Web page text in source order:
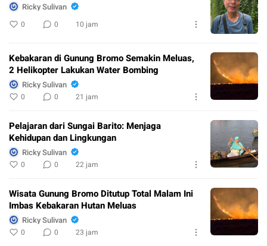
Ricky Sulivan
0 0 10 jam
Kebakaran di Gunung Bromo Semakin Meluas,
2 Helikopter Lakukan Water Bombing
Ricky Sulivan
0 0 21 jam
Pelajaran dari Sungai Barito: Menjaga
Kehidupan dan Lingkungan
Ricky Sulivan
0 0 22 jam
Wisata Gunung Bromo Ditutup Total Malam Ini
Imbas Kebakaran Hutan Meluas
Ricky Sulivan
0 0 23 jam